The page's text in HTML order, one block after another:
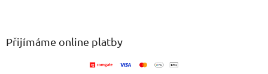
Přijímáme online platby